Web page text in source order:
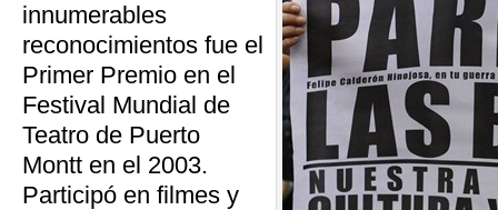
innumerables
reconocimientos fue el
Primer Premio en el
Festival Mundial de
Teatro de Puerto
Montt en el 2003.
Participó en filmes y